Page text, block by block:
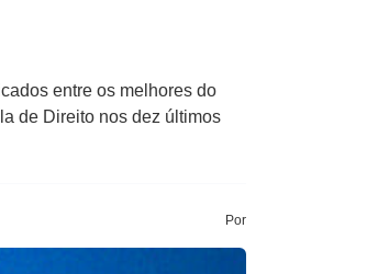
entre os melhores do
de Direito nos dez últimos
Por